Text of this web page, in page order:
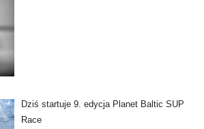
Dziś startuje 9. edycja Planet Baltic SUP
Race